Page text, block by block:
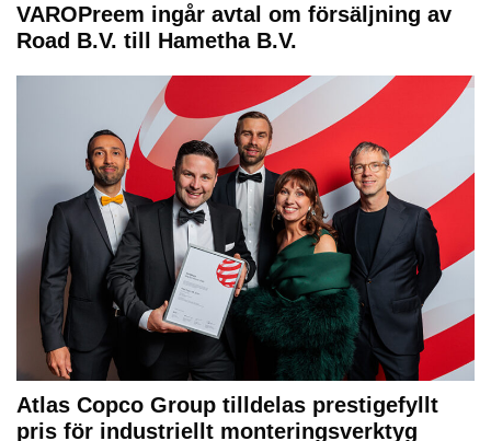
VAROPreem ingår avtal om försäljning av
Road B.V. till Hametha B.V.
Atlas Copco Group tilldelas prestigefyllt
pris för industriellt monteringsverktyg